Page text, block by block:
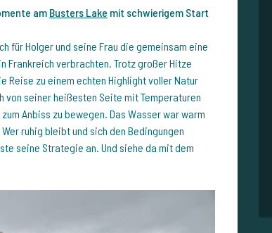
am Busters Lake mit schwierigem Start
für Holger und seine Frau die gemeinsam eine
in Frankreich verbrachten. Trotz großer Hitze
Reise zu einem echten Highlight voller Natur
von seiner heißesten Seite mit Temperaturen
Anbiss zu bewegen. Das Wasser war warm
ruhig bleibt und sich den Bedingungen
seine Strategie an. Und siehe da mit dem